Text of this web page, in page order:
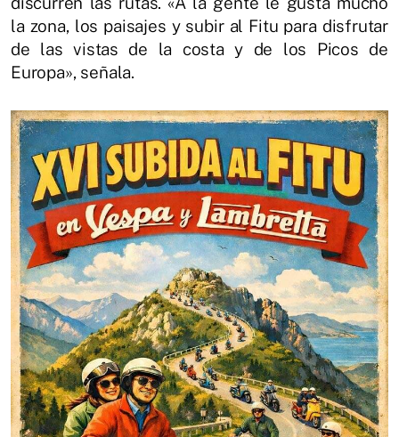
la zona, los paisajes y subir al Fitu para disfrutar
de las vistas de la costa y de los Picos de
Europa», señala.